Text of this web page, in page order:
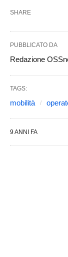
SHARE
PUBBLICATO DA
Redazione
TAGS:
mobilità
9 ANNI FA